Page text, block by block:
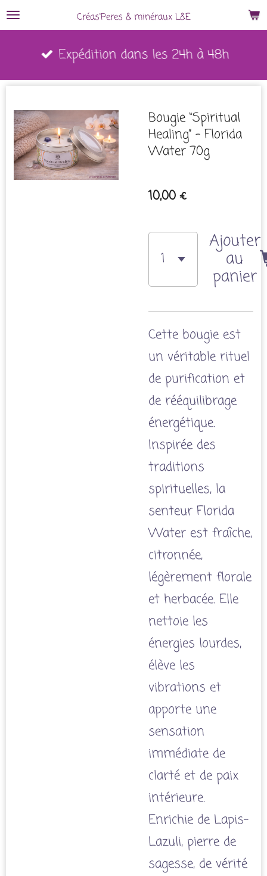
Passer
contenu
principal
Créas'Peres & minéraux L&E
Expédition dans les 24h à 48h
Bougie “Spiritual
Healing” – Florida
Water 70g
10,00 €
Ajouter
au
panier
Cette bougie est
un véritable rituel
de purification et
de rééquilibrage
énergétique.
Inspirée des
traditions
spirituelles, la
senteur Florida
Water est fraîche,
citronnée,
légèrement florale
et herbacée. Elle
nettoie les
énergies lourdes,
élève les
vibrations et
apporte une
sensation
immédiate de
clarté et de paix
intérieure.
Enrichie de Lapis-
Lazuli, pierre de
sagesse, de vérité